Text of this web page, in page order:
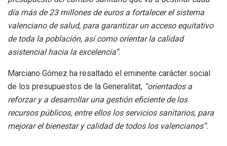
día más de 23 millones de euros a fortalecer el sistema
valenciano de salud, para garantizar un acceso equitativo
de toda la población, así como orientar la calidad
asistencial hacia la excelencia”.
Marciano Gómez ha resaltado el eminente carácter social
de los presupuestos de la Generalitat, “orientados a
reforzar y a desarrollar una gestión eficiente de los
recursos públicos, entre ellos los servicios sanitarios, para
mejorar el bienestar y calidad de todos los valencianos”.